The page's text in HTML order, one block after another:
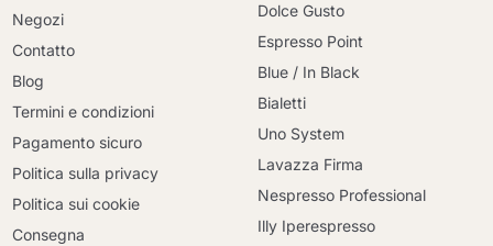
Negozi
Contatto
Blog
Termini e condizioni
Pagamento sicuro
Politica sulla privacy
Politica sui cookie
Consegna
Dolce Gusto
Espresso Point
Blue / In Black
Bialetti
Uno System
Lavazza Firma
Nespresso Professional
Illy Iperespresso